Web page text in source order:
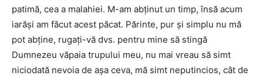
patimă, cea a malahiei. M-am abţinut un timp, însă acum
iarăşi am făcut acest păcat. Părinte, pur şi simplu nu mă
pot abţine, rugaţi-vă dvs. pentru mine să stingă
Dumnezeu văpaia trupului meu, nu mai vreau să simt
niciodată nevoia de aşa ceva, mă simt neputincios, cât de